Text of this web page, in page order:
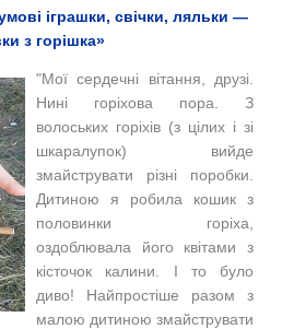
іграшки, свічки, ляльки —
з горішка»
"Мої сердечні вітання, друзі.
Нині горіхова пора. З
волоських горіхів (з цілих і зі
шкаралупок) вийде
змайструвати різні поробки.
Дитиною я робила кошик з
половинки горіха,
оздоблювала його квітами з
кісточок калини. І то було
диво! Найпростіше разом з
малою дитиною змайструвати